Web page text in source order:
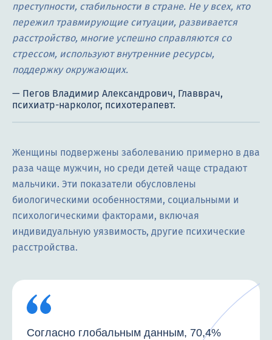
преступности, стабильности в стране. Не у всех, кто
пережил травмирующие ситуации, развивается
расстройство, многие успешно справляются со
стрессом, используют внутренние ресурсы,
поддержку окружающих.
Женщины подвержены заболеванию примерно в два
раза чаще мужчин, но среди детей чаще страдают
мальчики. Эти показатели обусловлены
биологическими особенностями, социальными и
психологическими факторами, включая
индивидуальную уязвимость, другие психические
расстройства.
Согласно глобальным данным, 70,4%